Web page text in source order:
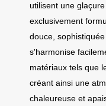
utilisent une
exclusivement
douce,
s'harmonise
matériaux tels que
créant ainsi une
chaleureuse et